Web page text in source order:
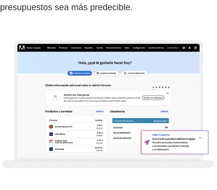
presupuestos sea más predecible.